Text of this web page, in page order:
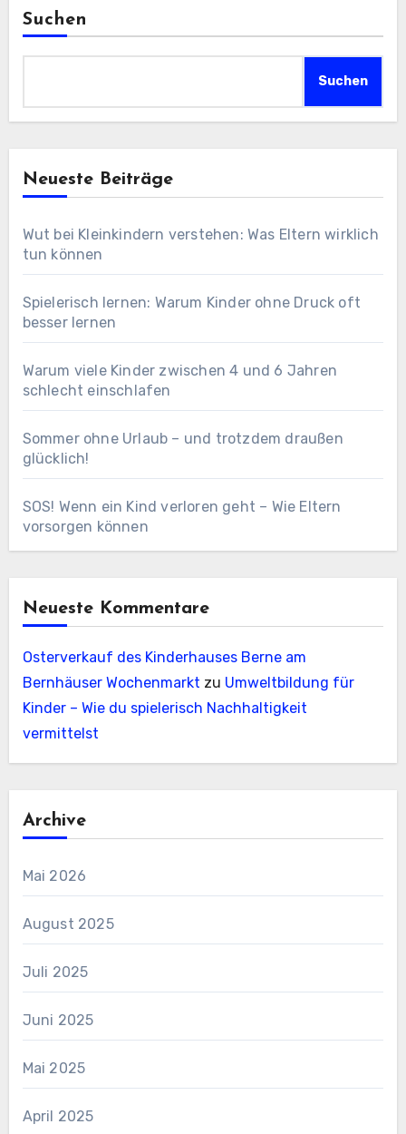
Beiträge
Suchen
Suchen
Neueste Beiträge
Wut bei Kleinkindern verstehen: Was Eltern wirklich
tun können
Spielerisch lernen: Warum Kinder ohne Druck oft
besser lernen
Warum viele Kinder zwischen 4 und 6 Jahren
schlecht einschlafen
Sommer ohne Urlaub – und trotzdem draußen
glücklich!
SOS! Wenn ein Kind verloren geht – Wie Eltern
vorsorgen können
Neueste Kommentare
Osterverkauf des Kinderhauses Berne am
Bernhäuser Wochenmarkt zu Umweltbildung für
Kinder – Wie du spielerisch Nachhaltigkeit
vermittelst
Archive
Mai 2026
August 2025
Juli 2025
Juni 2025
Mai 2025
April 2025